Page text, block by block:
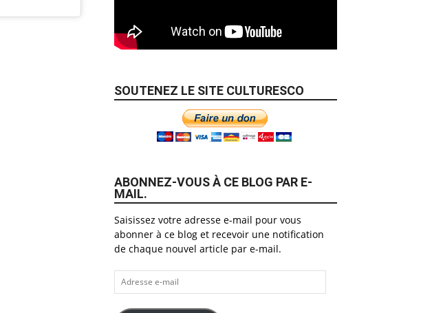
SOUTENEZ LE SITE CULTURESCO
ABONNEZ-VOUS À CE BLOG PAR E-
MAIL.
Saisissez votre adresse e-mail pour vous
abonner à ce blog et recevoir une notification
de chaque nouvel article par e-mail.
Adresse
e-
mail